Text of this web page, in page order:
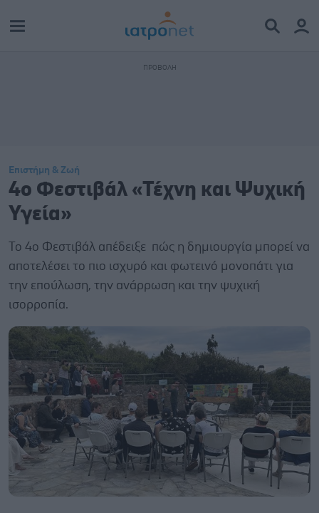
Επιστήμη & Ζωή
4ο Φεστιβάλ «Τέχνη και Ψυχική
Υγεία»
Το 4ο Φεστιβάλ απέδειξε πώς η δημιουργία μπορεί να
αποτελέσει το πιο ισχυρό και φωτεινό μονοπάτι για
την επούλωση, την ανάρρωση και την ψυχική
ισορροπία.